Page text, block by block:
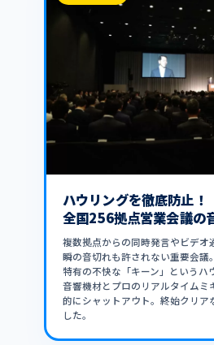
ハウリングを徹底防止！
全国256拠点営業会議の
複数拠点からの同時発言やビデオ
瞬の音切れも許されない重要会議
特有の不快な「キーン」というハ
音響機材とプロのリアルタイムミ
的にシャットアウト。終始クリア
した。